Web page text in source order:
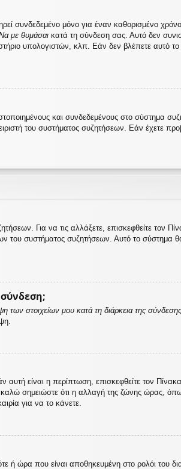
συνδεδεμένο μόνο για έναν καθορισμένο
με θυμάσαι κατά τη σύνδεση σας. Αυτό δεν
υπολογιστών, κλπ. Εάν δεν βλέπετε αυτό το
και συνδεδεμένους στο σύστημα
του συστήματος συζητήσεων. Εάν έχετε
Για να τις αλλάξετε, επισκεφθείτε τον
συστήματος συζητήσεων. Αυτό το σύστημα
των στοιχείων μου κατά τη διάρκεια της σύνδεσης
είναι η περίπτωση, επισκεφθείτε τον
σημειώστε ότι η αλλαγή της ζώνης ώρας,
για να το κάνετε.
ή ώρα που είναι αποθηκευμένη στο ρολόι του